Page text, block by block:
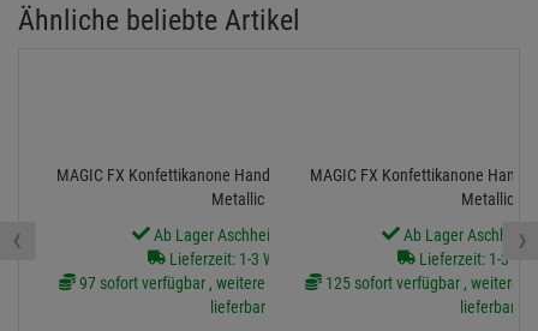
Ähnliche beliebte Artikel
MAGIC FX Konfettikanone Handheld PRO, 80cm, Silber
Metallic
Ab Lager Aschheim lieferbar
Lieferzeit: 1-3 Werktage
97 sofort verfügbar , weitere Artikel ab Zentrallager
lieferbar
MAGIC FX Konfettikanone
Metallic
Ab Lager
Lieferzeit: 1-3
125 sofort verfügbar , weitere
lieferbar
‹ ›